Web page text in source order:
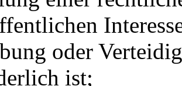
oder
ist;